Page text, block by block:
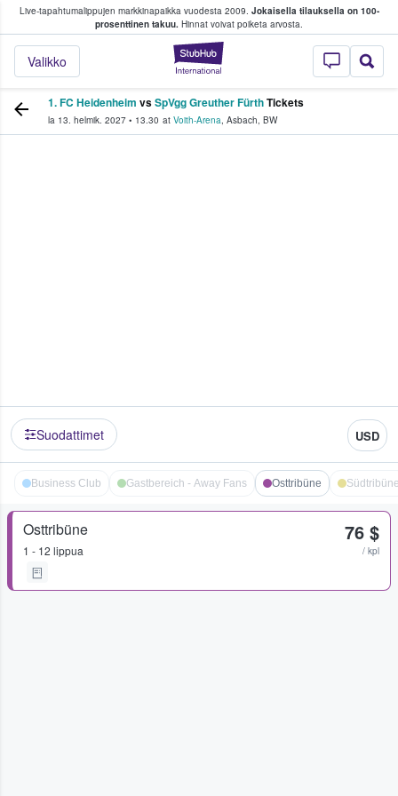
Live-tapahtumalippujen markkinapaikka vuodesta 2009. Jokaisella tilauksella on 100-
prosenttinen takuu. Hinnat voivat poiketa arvosta.
StubHub -
Valikko
fanit ostavat ja myyvät lippuja
1. FC Heidenheim vsSpVgg Greuther FürthTickets
la 13. helmik. 2027 • 13.30 at Voith-Arena, Asbach, BW
Suodattimet USD
Business Club Gastbereich - Away Fans Osttribüne
Osttribüne
1 - 12 lippua
76 $
/ kpl